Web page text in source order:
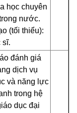
học chuyên
nước.
(tối thiểu):
sĩ.
đánh giá
dịch vụ
và năng lực
trong hệ
dục đại